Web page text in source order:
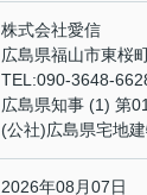
株式会社愛信
広島県福山市東桜
TEL:090-3648-
広島県知事 (1) 第
(公社)広島県宅地
2026年08月07日